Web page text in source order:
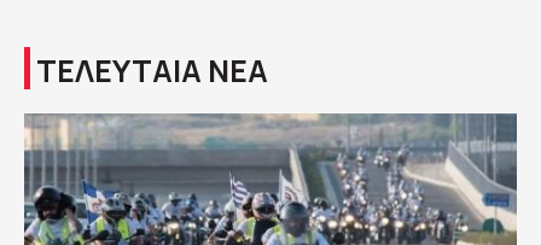
ΤΕΛΕΥΤΑΙΑ ΝΕΑ